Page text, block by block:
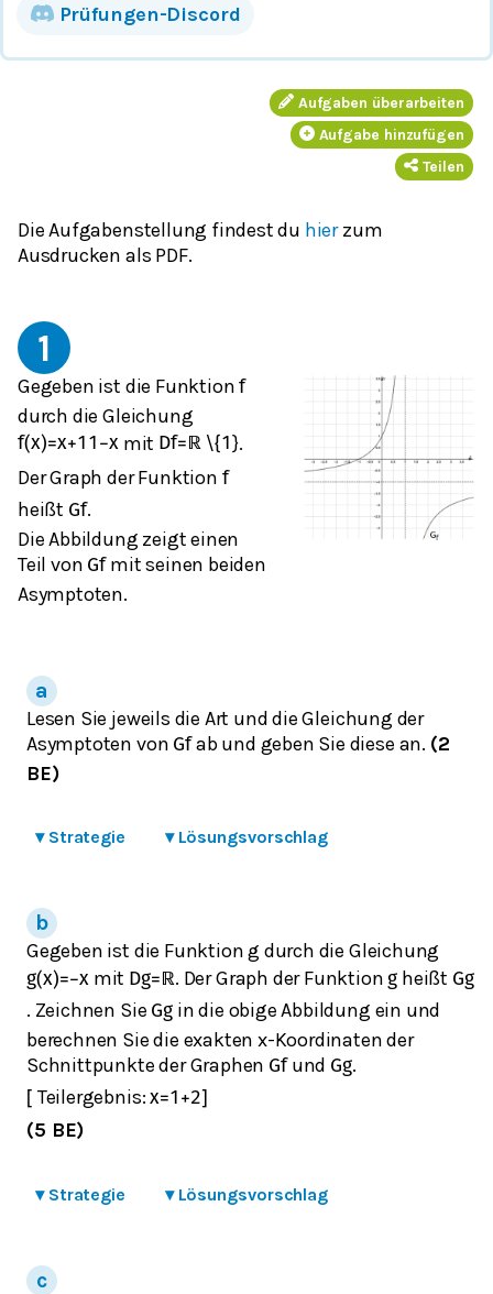
Prüfungen-Discord
Aufgaben überarbeiten
Aufgabe hinzufügen
Teilen
Die Aufgabenstellung findest du hierzum
Ausdrucken als PDF.
1
Gegeben ist die Funktionf
durch die Gleichung
f(x)=x+1 1 −x mit Df= ℝ \{1 }.
Der Graph der Funktion f
heißt Gf.
Die Abbildung zeigt einen
Teil von Gfmit seinen beiden
Asymptoten.
Lesen Sie jeweils die Art und die Gleichung der
Asymptoten von Gfab und geben Sie diese an. (2
BE)
▾ Strategie ▾ Lösungsvorschlag
Gegeben ist die Funktion g durch die Gleichung
g(x)=−x mit Dg= ℝ. Der Graph der Funktion g heißt Gg
. Zeichnen Sie Gg in die obige Abbildung ein und
berechnen Sie die exakten x-Koordinaten der
Schnittpunkte der Graphen Gfund Gg.
[ Teilergebnis:x=1 +2]
(5 BE)
▾ Strategie ▾ Lösungsvorschlag